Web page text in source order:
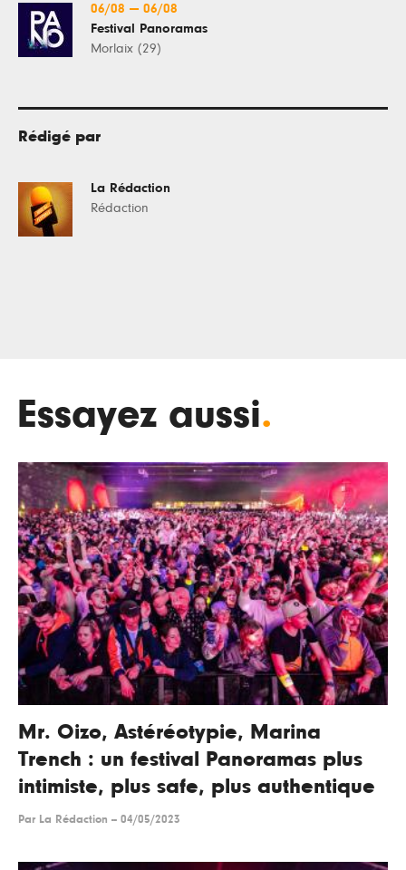
06/08 — 06/08
Festival Panoramas
Morlaix (29)
Rédigé par
La Rédaction
Rédaction
Essayez aussi.
Mr. Oizo, Astéréotypie, Marina
Trench : un festival Panoramas plus
intimiste, plus safe, plus authentique
Par La Rédaction -- 04/05/2023